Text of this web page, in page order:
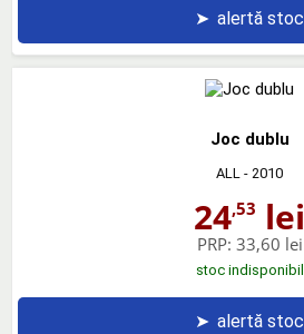
➤ alertă stoc
Joc dublu
ALL - 2010
24,53 lei
PRP: 33,60 lei
stoc indisponibil
➤ alertă stoc